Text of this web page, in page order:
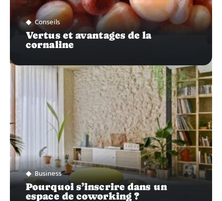
Conseils
Vertus et avantages de la
cornaline
Business
Pourquoi s’inscrire dans un
espace de coworking ?